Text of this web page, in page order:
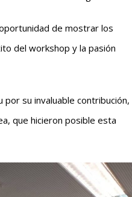
de mostrar los
del workshop y la pasión
por su invaluable contribución,
que hicieron posible esta